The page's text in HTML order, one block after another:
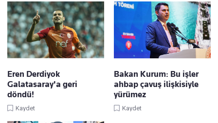
Eren Derdiyok
Galatasaray'a geri
döndü!
Kaydet
Bakan Kurum: Bu işler
ahbap çavuş ilişkisiyle
yürümez
Kaydet